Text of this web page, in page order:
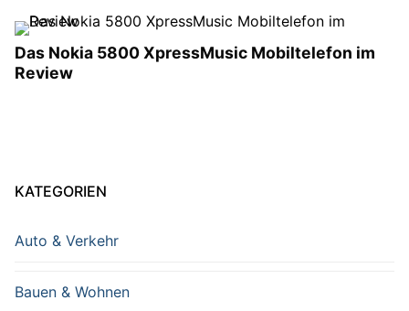
Das Nokia 5800 XpressMusic Mobiltelefon im
Review
KATEGORIEN
Auto & Verkehr
Bauen & Wohnen